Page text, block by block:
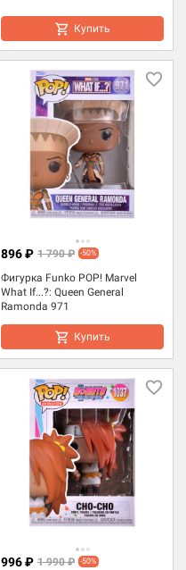
Купить
Фигурка Funko POP! Marvel
What If...?: Queen General
Ramonda 971
896 ₽ 1 790 ₽ -50%
Купить
996 ₽ 1 990 ₽ -50%